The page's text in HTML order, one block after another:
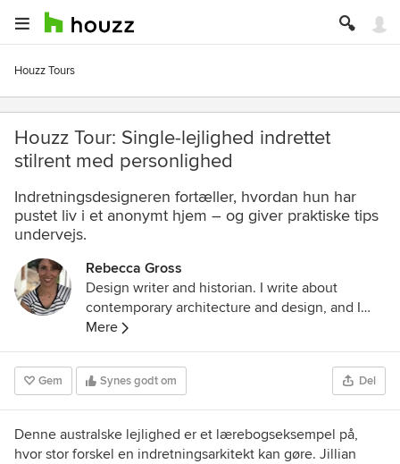
Houzz Tours
Houzz Tour: Single-lejlighed indrettet
stilrent med personlighed
Indretningsdesigneren fortæller, hvordan hun har
pustet liv i et anonymt hjem – og giver praktiske tips
undervejs.
Rebecca Gross
Design writer and historian. I write about
contemporary architecture and design, and I
study cultural history through the lens of
architecture, design and visual culture. I have a
Masters in the History of Decorative Arts and
Design from Parsons The New School for
Design, New York. My latest book is called
"Ornament is not a crime: Contemporary
Interiors with a postmodern twist."
Mere
Gem Synes godt om Del
Denne australske lejlighed er et lærebogseksempel på,
hvor stor forskel en indretningsarkitekt kan gøre. Jillian